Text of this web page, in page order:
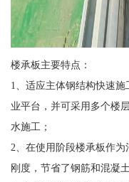
楼承板主要特点：
1、适应主体钢结构快速
业平台，并可采用多个楼
水施工；
2、在使用阶段楼承板作
刚度，节省了钢筋和混凝